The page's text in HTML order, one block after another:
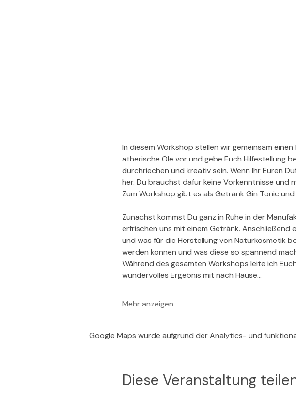
In diesem Workshop stellen wir gemeinsam
ätherische Öle vor und gebe Euch Hilfestellung
durchriechen und kreativ sein. Wenn Ihr Euren
her. Du brauchst dafür keine Vorkenntnisse und
Zum Workshop gibt es als Getränk Gin Tonic und
Zunächst kommst Du ganz in Ruhe in der
erfrischen uns mit einem Getränk.
und was für die Herstellung von Naturkosmetik
werden können und was diese so spannend
Während des gesamten Workshops leite ich
wundervolles Ergebnis mit nach Hause…
Mehr anzeigen
Google Maps wurde aufgrund der Analytics- und
Diese Veranstaltung